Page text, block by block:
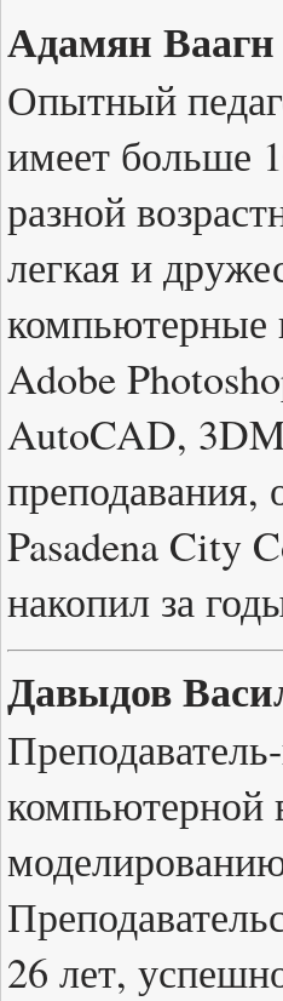
Адамян Ваагн
Опытный
имеет больше
разной
легкая и
Adobe
AutoCAD,
Pasadena City
накопил за
Давыдов
компьютерной
26 лет,